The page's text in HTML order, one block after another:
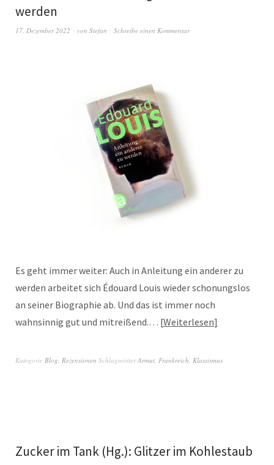
werden
17. Dezember 2022 von Stefan Schreibe einen Kommentar
Es geht immer weiter: Auch in Anleitung ein anderer zu
werden arbeitet sich Édouard Louis wieder schonungslos
an seiner Biographie ab. Und das ist immer noch
wahnsinnig gut und mitreißend.… Weiterlesen
Kategorie Blog, Rezensionen SchlagwörterArmut, Frankreich, Klassismus
Zucker im Tank (Hg.): Glitzer im Kohlestaub